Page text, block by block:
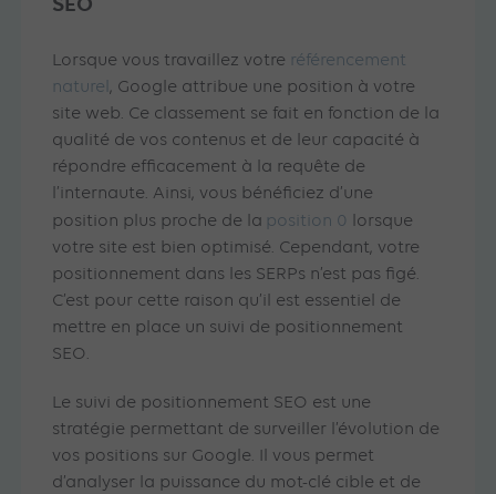
Lorsque vous travaillez votre référencement
naturel, Google attribue une position à votre
site web. Ce classement se fait en fonction de la
qualité de vos contenus et de leur capacité à
répondre efficacement à la requête de
l’internaute. Ainsi, vous bénéficiez d’une
position plus proche de la position 0 lorsque
votre site est bien optimisé. Cependant, votre
positionnement dans les SERPs n’est pas figé.
C’est pour cette raison qu’il est essentiel de
mettre en place un suivi de positionnement
SEO.
Le suivi de positionnement SEO est une
stratégie permettant de surveiller l’évolution de
vos positions sur Google. Il vous permet
d’analyser la puissance du mot-clé cible et de